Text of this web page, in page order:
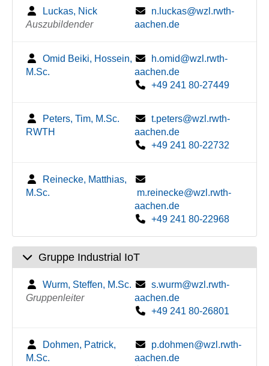
Luckas, Nick
Auszubildender
n.luckas@wzl.rwth-
aachen.de
Omid Beiki, Hossein,
M.Sc.
h.omid@wzl.rwth-
aachen.de
+49 241 80-27449
Peters, Tim, M.Sc.
RWTH
t.peters@wzl.rwth-
aachen.de
+49 241 80-22732
Reinecke, Matthias,
M.Sc.
m.reinecke@wzl.rwth-
aachen.de
+49 241 80-22968
Gruppe Industrial IoT
Wurm, Steffen, M.Sc.
Gruppenleiter
s.wurm@wzl.rwth-
aachen.de
+49 241 80-26801
Dohmen, Patrick,
M.Sc.
p.dohmen@wzl.rwth-
aachen.de